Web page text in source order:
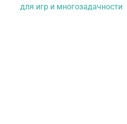
для игр и многозадачности